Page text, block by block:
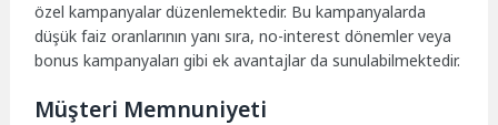
özel kampanyalar düzenlemektedir. Bu kampanyalarda
düşük faiz oranlarının yanı sıra, no-interest dönemler veya
bonus kampanyaları gibi ek avantajlar da sunulabilmektedir.
Müşteri Memnuniyeti